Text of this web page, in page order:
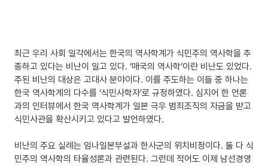
최근 우리 사회 일각에서는 한국의 역사학계가 식민주의 역사학을 추
종하고 있다는 비난이 일고 있다. ‘매국의 역사학’이란 비난도 있었다.
주된 비난의 대상은 고대사 분야이다. 이를 주도하는 이들 중 하나는
한국 역사학계의 다수를 ‘식민사학자’로 규정하였다. 심지어 한 언론
과의 인터뷰에서 한국 역사학계가 일본 극우 범죄조직의 자금을 받고
식민사관을 확산시키고 있다고 발언하였다.
비난의 주요 실례는 임나일본부설과 한사군의 위치비정이다. 둘 다 식
민주의 역사학의 타율성론과 관련된다. 그런데 적어도 이제 남선경영